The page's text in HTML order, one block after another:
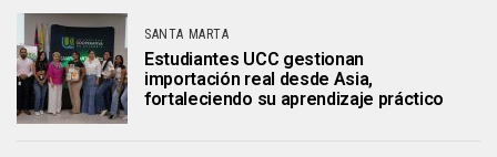
SANTA MARTA
Estudiantes UCC gestionan
importación real desde Asia,
fortaleciendo su aprendizaje práctico